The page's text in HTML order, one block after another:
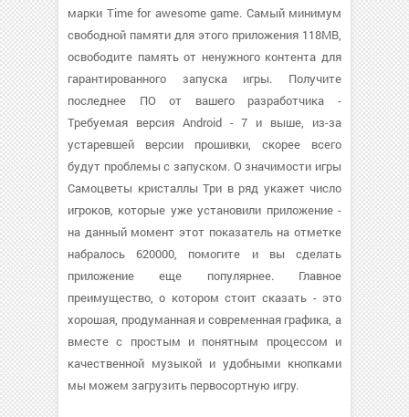
марки Time for awesome game. Самый минимум
свободной памяти для этого приложения 118MB,
освободите память от ненужного контента для
гарантированного запуска игры. Получите
последнее ПО от вашего разработчика -
Требуемая версия Android - 7 и выше, из-за
устаревшей версии прошивки, скорее всего
будут проблемы с запуском. О значимости игры
Самоцветы кристаллы Три в ряд укажет число
игроков, которые уже установили приложение -
на данный момент этот показатель на отметке
набралось 620000, помогите и вы сделать
приложение еще популярнее. Главное
преимущество, о котором стоит сказать - это
хорошая, продуманная и современная графика, а
вместе с простым и понятным процессом и
качественной музыкой и удобными кнопками
мы можем загрузить первосортную игру.